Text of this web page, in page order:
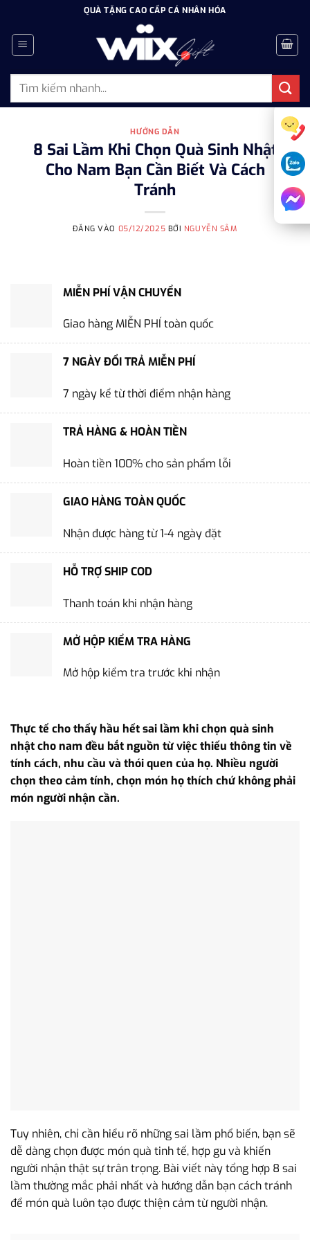
dung
QUÀ TẶNG CAO CẤP CÁ NHÂN HÓA
Tìm
HƯỚNG DẪN
8 Sai Lầm Khi Chọn Quà Sinh Nhật
Cho Nam Bạn Cần Biết Và Cách
Tránh
ĐĂNG VÀO 05/12/2025 BỞI NGUYỄN SÂM
MIỄN PHÍ VẬN CHUYỂN
Giao hàng MIỄN PHÍ toàn quốc
7 NGÀY ĐỔI TRẢ MIỄN PHÍ
7 ngày kể từ thời điểm nhận hàng
TRẢ HÀNG & HOÀN TIỀN
Hoàn tiền 100% cho sản phẩm lỗi
GIAO HÀNG TOÀN QUỐC
Nhận được hàng từ 1-4 ngày đặt
HỖ TRỢ SHIP COD
Thanh toán khi nhận hàng
MỞ HỘP KIỂM TRA HÀNG
Mở hộp kiểm tra trước khi nhận
Thực tế cho thấy hầu hết sai lầm khi chọn quà sinh
nhật cho nam đều bắt nguồn từ việc thiếu thông tin về
tính cách, nhu cầu và thói quen của họ. Nhiều người
chọn theo cảm tính, chọn món họ thích chứ không phải
món người nhận cần.
Tuy nhiên, chỉ cần hiểu rõ những sai lầm phổ biến, bạn sẽ
dễ dàng chọn được món quà tinh tế, hợp gu và khiến
người nhận thật sự trân trọng. Bài viết này tổng hợp 8 sai
lầm thường mắc phải nhất và hướng dẫn bạn cách tránh
để món quà luôn tạo được thiện cảm từ người nhận.